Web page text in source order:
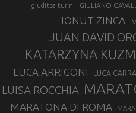
giuditta turini GIULIANO
IONUT ZINCA
JUAN DAVID
KATARZYNA
LUCA ARRIGONI LUCA
LUISA ROCCHIA
MARATONA DI ROMA